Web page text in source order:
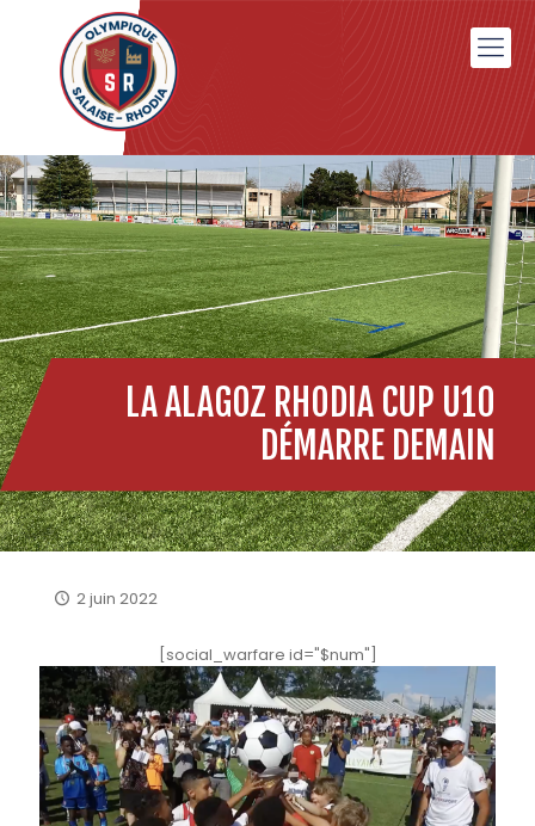
LA ALAGOZ RHODIA CUP U10
DÉMARRE DEMAIN
2 juin 2022
[social_warfare id="$num"]